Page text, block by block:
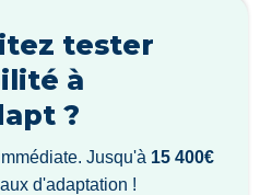
tester
à
?
Jusqu'à 15 400€
d'adaptation !